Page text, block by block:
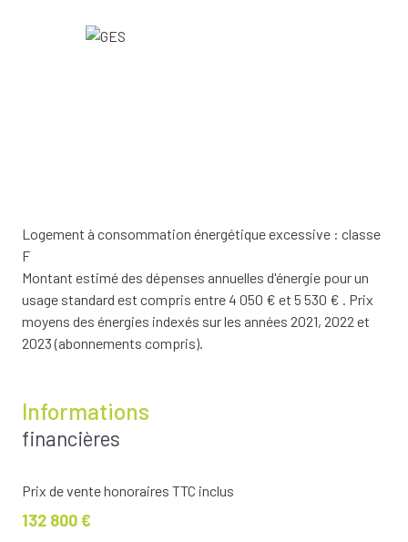
Logement à consommation énergétique excessive : classe
F
Montant estimé des dépenses annuelles d'énergie pour un
usage standard est compris entre 4 050 € et 5 530 € . Prix
moyens des énergies indexés sur les années 2021, 2022 et
2023 (abonnements compris).
Informations
financières
Prix de vente honoraires TTC inclus
132 800 €